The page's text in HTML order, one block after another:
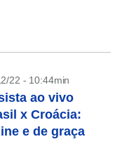
22 - 10:44min
ao vivo
x Croácia:
e de graça